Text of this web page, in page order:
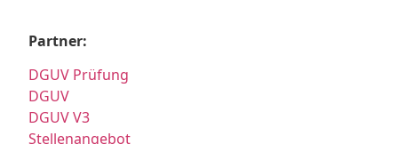
Partner:
DGUV Prüfung
DGUV
DGUV V3
Stellenangebot